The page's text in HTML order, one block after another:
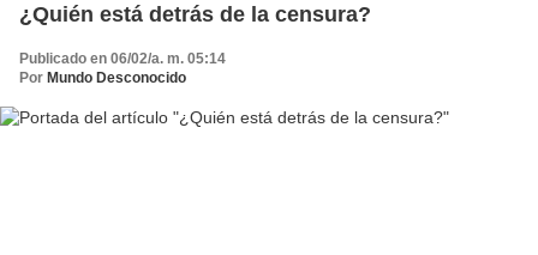
¿Quién está detrás de la censura?
Publicado en 06/02/a. m. 05:14
Por Mundo Desconocido